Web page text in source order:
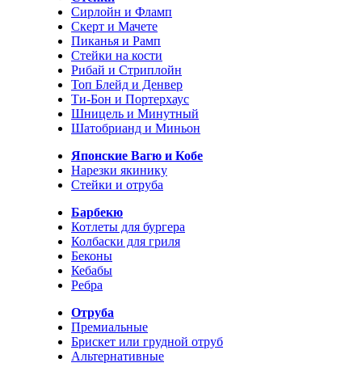
Сирлойн и Фламп
Скерт и Мачете
Пиканья и Рамп
Стейки на кости
Рибай и Стриплойн
Топ Блейд и Денвер
Ти-Бон и Портерхаус
Шницель и Минутный
Шатобрианд и Миньон
Японские Вагю и Кобе
Нарезки якинику
Стейки и отруба
Барбекю
Котлеты для бургера
Колбаски для гриля
Беконы
Кебабы
Ребра
Отруба
Премиальные
Брискет или грудной отруб
Альтернативные